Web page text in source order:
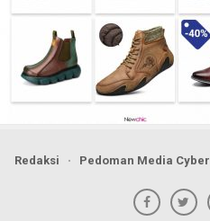
Redaksi Pedoman Media Cyber